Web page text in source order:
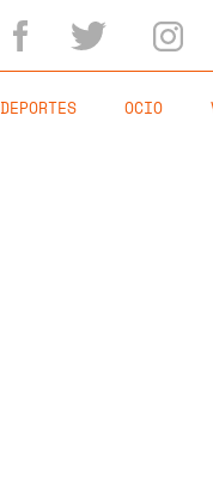
DEPORTES OCIO